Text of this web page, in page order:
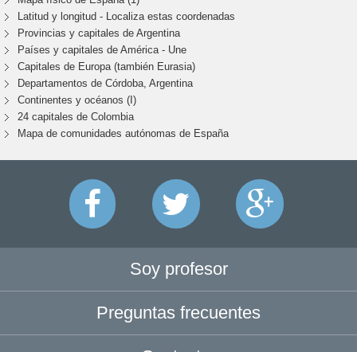
Latitud y longitud - Localiza estas coordenadas
Provincias y capitales de Argentina
Países y capitales de América - Une
Capitales de Europa (también Eurasia)
Departamentos de Córdoba, Argentina
Continentes y océanos (I)
24 capitales de Colombia
Mapa de comunidades autónomas de España
Soy profesor
Preguntas frecuentes